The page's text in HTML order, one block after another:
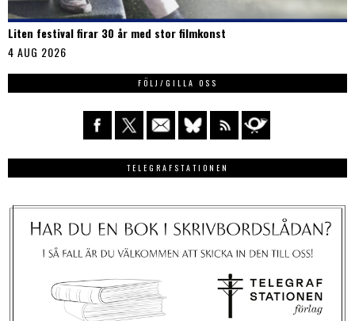
Liten festival firar 30 år med stor filmkonst
4 AUG 2026
FÖLJ/GILLA OSS
TELEGRAFSTATIONEN